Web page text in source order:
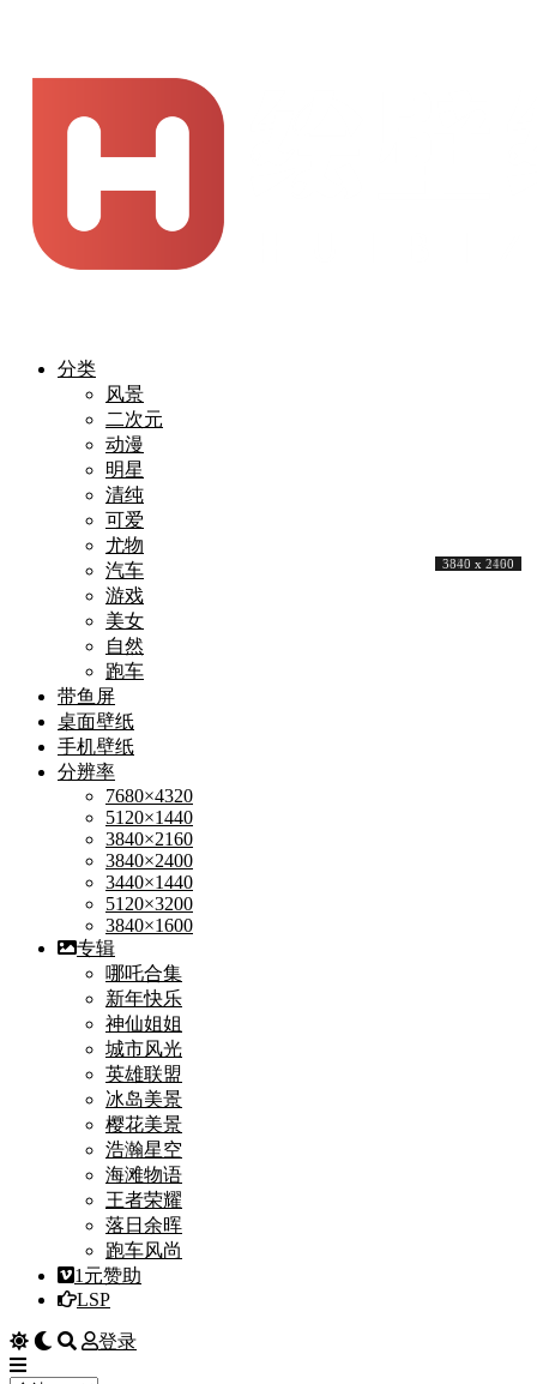
分类
风景
二次元
动漫
明星
清纯
可爱
尤物
汽车
游戏
美女
自然
跑车
带鱼屏
桌面壁纸
手机壁纸
分辨率
7680×4320
5120×1440
3840×2160
3840×2400
3440×1440
5120×3200
3840×1600
专辑
哪吒合集
新年快乐
神仙姐姐
城市风光
英雄联盟
冰岛美景
樱花美景
浩瀚星空
海滩物语
王者荣耀
落日余晖
跑车风尚
1元赞助
LSP
登录
5184 x 3556
6144 x 4100
3840 x 2160
6720 x 4480
3840 x 2160
3840 x 2160
6894 x 4598
6000 x 4000
3992 x 2992
3840 x 2160
3840 x 2160
7680 x 4320
6000 x 4000
5184 x 3456
6000 x 4000
6839 x 4559
4256 x 2832
4096 x 2193
5472 x 3648
5472 x 3078
3840 x 2160
5385 x 3490
3840 x 2160
3840 x 2400